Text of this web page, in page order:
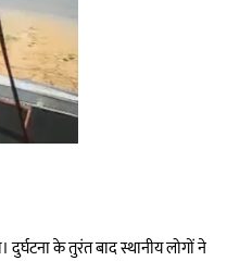
के तुरंत बाद स्थानीय लोगों ने